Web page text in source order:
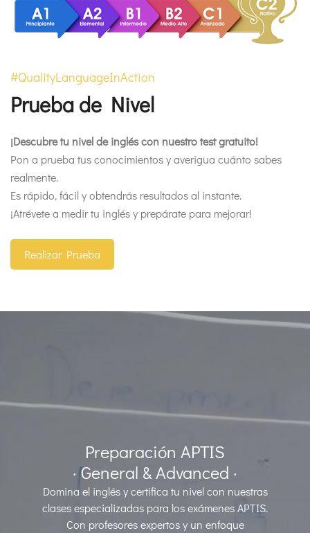
#QualityLanguageInAction
Prueba de Nivel
¡Descubre tu nivel de inglés con nuestro test gratuito!
Pon a prueba tus conocimientos y averigua cuánto sabes
realmente.
Es rápido, fácil y obtendrás resultados al instante.
¡Atrévete a medir tu inglés y prepárate para mejorar!
Realizar Prueba
Preparación APTIS
· General & Advanced ·
Domina el inglés y certifica tu nivel con nuestras
clases especializadas para los exámenes APTIS.
Con profesores expertos y un enfoque